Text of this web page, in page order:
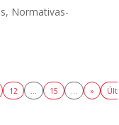
, Normativas-
12 15 »
Últ